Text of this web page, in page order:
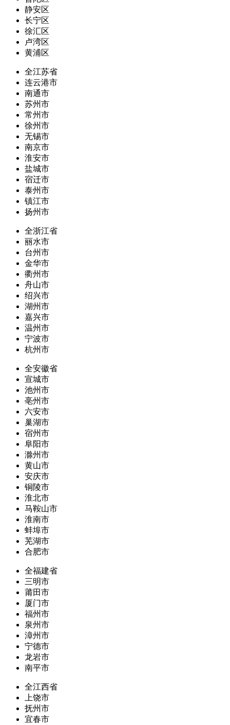
静安区
长宁区
徐汇区
卢湾区
黄浦区
全江苏省
连云港市
南通市
苏州市
常州市
徐州市
无锡市
南京市
淮安市
盐城市
宿迁市
泰州市
镇江市
扬州市
全浙江省
丽水市
台州市
金华市
衢州市
舟山市
绍兴市
湖州市
嘉兴市
温州市
宁波市
杭州市
全安徽省
宣城市
池州市
亳州市
六安市
巢湖市
宿州市
阜阳市
滁州市
黄山市
安庆市
铜陵市
淮北市
马鞍山市
淮南市
蚌埠市
芜湖市
合肥市
全福建省
三明市
莆田市
厦门市
福州市
泉州市
漳州市
宁德市
龙岩市
南平市
全江西省
上饶市
抚州市
宜春市